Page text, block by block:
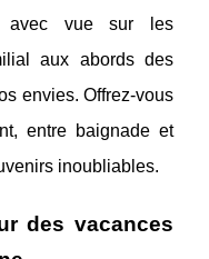
avec vue sur les
aux abords des
envies. Offrez-vous
entre baignade et
inoubliables.
des vacances